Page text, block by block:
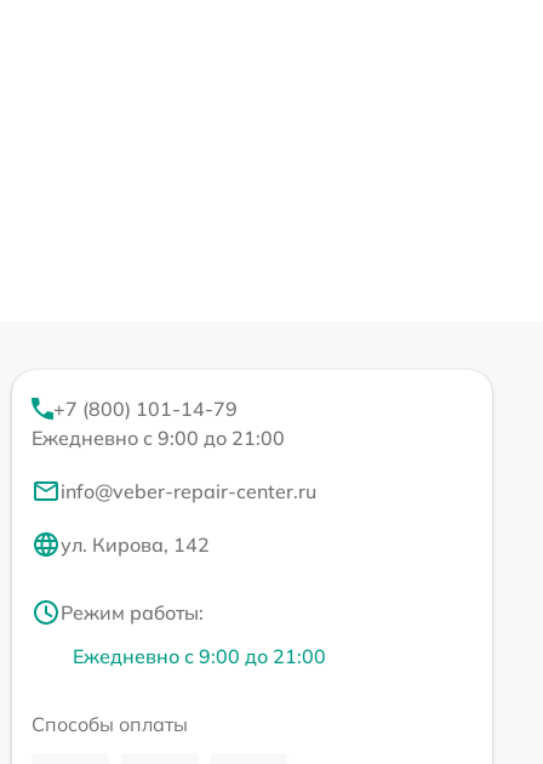
+7 (800) 101-14-79
Ежедневно с 9:00 до 21:00
info@veber-repair-center.ru
ул. Кирова, 142
Режим работы:
Ежедневно с 9:00 до 21:00
Способы оплаты